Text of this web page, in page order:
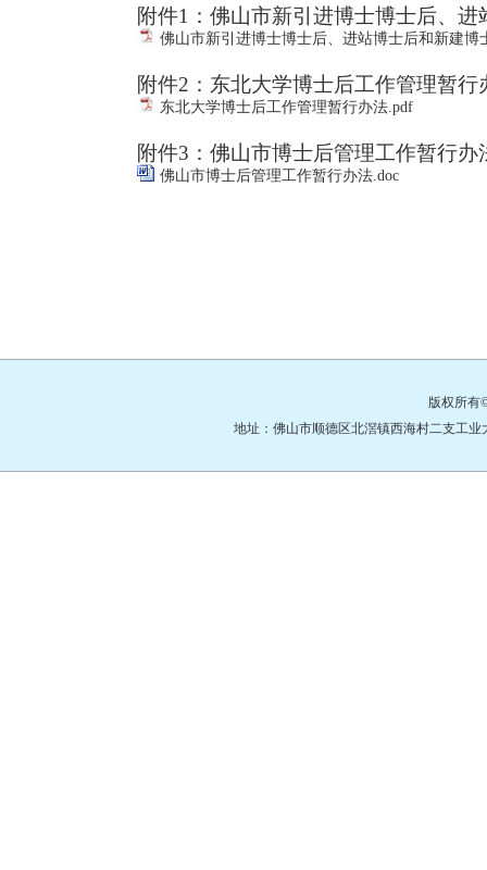
附件1：佛山市新引进博士博士后、
佛山市新引进博士博士后、进站博士后和新建博
附件2：东北大学博士后工作管理暂行
东北大学博士后工作管理暂行办法.pdf
附件3：佛山市博士后管理工作暂行办
佛山市博士后管理工作暂行办法.doc
版权所有
地址：佛山市顺德区北滘镇西海村二支工